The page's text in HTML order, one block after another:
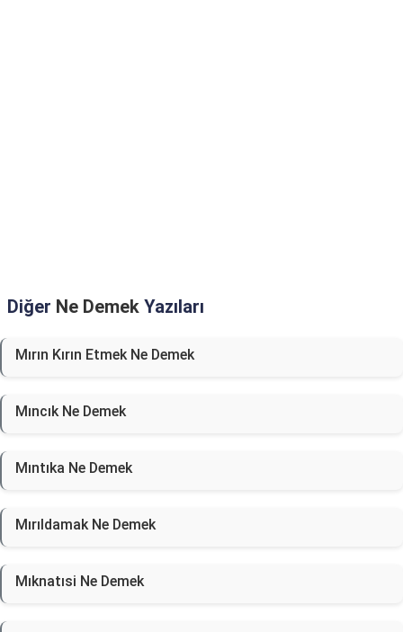
Diğer Ne Demek Yazıları
Mırın Kırın Etmek Ne Demek
Mıncık Ne Demek
Mıntıka Ne Demek
Mırıldamak Ne Demek
Mıknatısi Ne Demek